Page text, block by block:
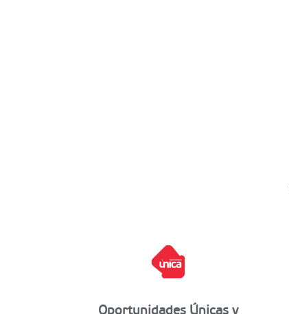
Oportunidades Únicas y